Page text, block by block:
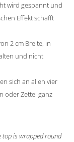
wird gespannt und
Effekt schafft
2 cm Breite, in
und nicht
sich an allen vier
oder Zettel ganz
top is wrapped round